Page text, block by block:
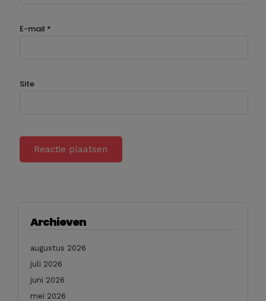
E-mail *
Site
Archieven
augustus 2026
juli 2026
juni 2026
mei 2026